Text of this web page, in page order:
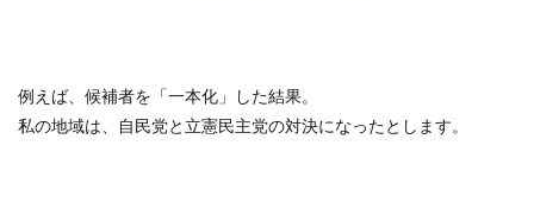
例えば、候補者を「一本化」した結果。
私の地域は、自民党と立憲民主党の対決になったとします。